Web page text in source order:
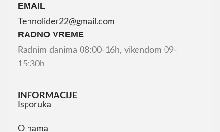
EMAIL
Tehnolider22@gmail.com
RADNO VREME
Radnim danima 08:00-16h, vikendom 09-
15:30h
INFORMACIJE
Isporuka
O nama